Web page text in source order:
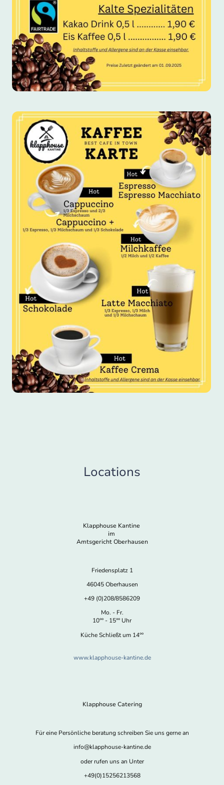
Locations
Klapphouse Kantine
im
Amtsgericht Oberhausen
Friedensplatz 1
46045 Oberhausen
+49 (0)208/8586209
Mo. - Fr.
10°° - 15°° Uhr
Küche Schließt um 14°°
www.klapphouse-kantine.de
Klapphouse Catering
Für eine Persönliche beratung schreiben Sie uns gerne an
info@klapphouse-kantine.de
oder rufen uns an Unter
+49(0)15256213568